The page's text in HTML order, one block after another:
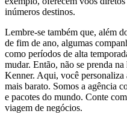
inúmeros destinos.
Lembre-se também que, além
de fim de ano, algumas
como períodos de alta
mudar. Então, não se prenda
Kenner. Aqui, você
mais barato. Somos a agência
e pacotes do mundo. Conte
viagem de negócios.